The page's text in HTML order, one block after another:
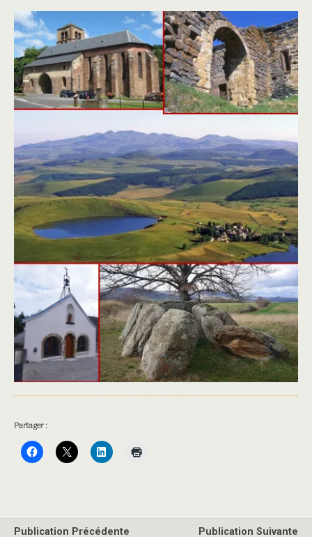
Partager :
Publication Précédente Publication Suivante